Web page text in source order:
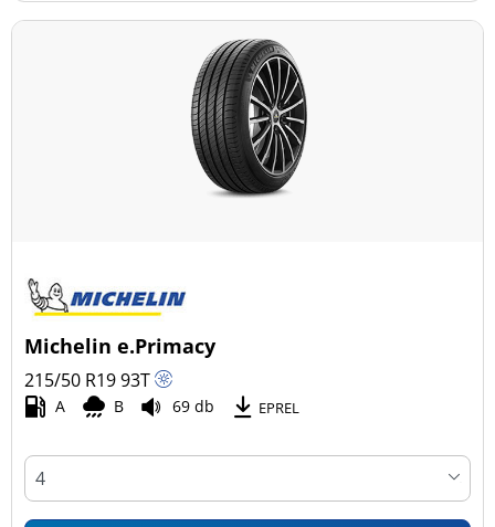
Michelin e.Primacy
215/50 R1993T
A B 69 db EPREL